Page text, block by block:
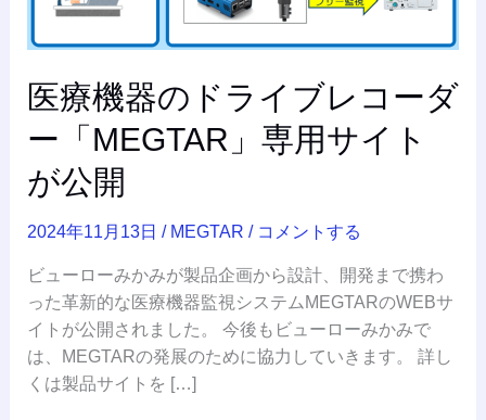
医療機器のドライブレコーダ
ー「MEGTAR」専用サイト
が公開
2024年11月13日 / MEGTAR / コメントする
ビューローみかみが製品企画から設計、開発まで携わ
った革新的な医療機器監視システムMEGTARのWEBサ
イトが公開されました。 今後もビューローみかみで
は、MEGTARの発展のために協力していきます。 詳し
くは製品サイトを […]
ダ
ー
「MEGTAR」
専
サ
が
公
開